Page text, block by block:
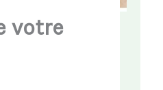
votre